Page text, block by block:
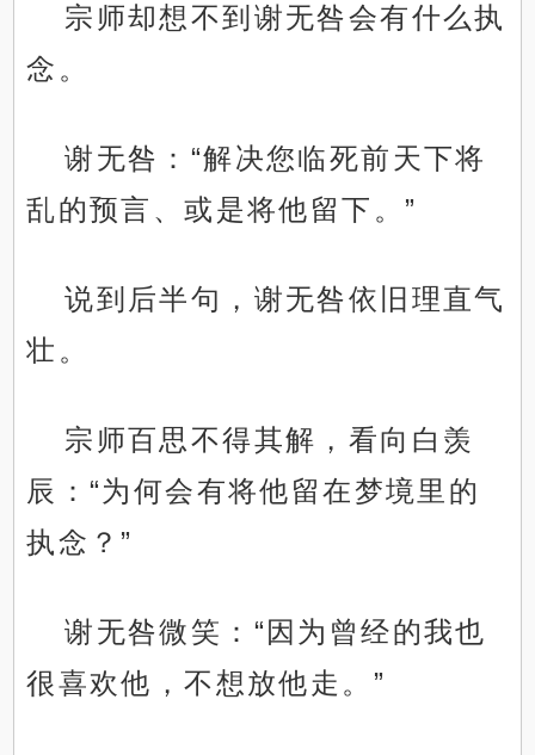
宗师却想不到谢无咎会有什么执
念。
谢无咎：“解决您临死前天下将
乱的预言、或是将他留下。”
说到后半句，谢无咎依旧理直气
壮。
宗师百思不得其解，看向白羡
辰：“为何会有将他留在梦境里的
执念？”
谢无咎微笑：“因为曾经的我也
很喜欢他，不想放他走。”